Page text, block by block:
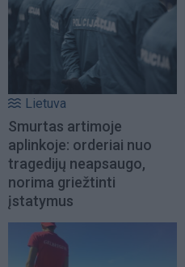
Lietuva
Smurtas artimoje
aplinkoje: orderiai nuo
tragedijų neapsaugo,
norima griežtinti
įstatymus